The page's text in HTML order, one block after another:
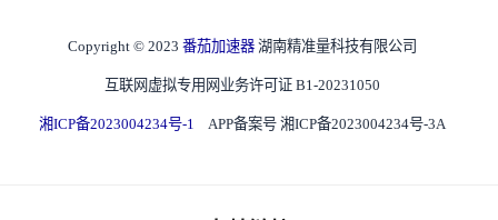
Copyright © 2023 番茄加速器 湖南精准量科技有限公司
互联网虚拟专用网业务许可证 B1-20231050
湘ICP备2023004234号-1 APP备案号 湘ICP备2023004234号-3A